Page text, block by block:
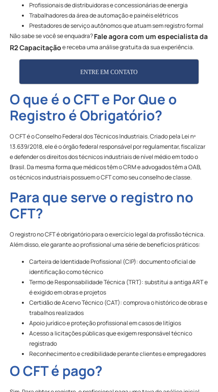
Profissionais de distribuidoras e concessionárias de energia
Trabalhadores da área de automação e painéis elétricos
Prestadores de serviço autônomos que atuam sem registro formal
Não sabe se você se enquadra?Fale agora com um especialista da
R2 Capacitaçãoe receba uma análise gratuita da sua experiência.
ENTRE EM CONTATO
O que é o CFT e Por Que o
Registro é Obrigatório?
O CFT é o Conselho Federal dos Técnicos Industriais. Criado pela Lei nº
13.639/2018, ele é o órgão federal responsável por regulamentar, fiscalizar
e defender os direitos dos técnicos industriais de nível médio em todo o
Brasil. Da mesma forma que médicos têm o CRM e advogados têm a OAB,
os técnicos industriais possuem o CFT como seu conselho de classe.
Para que serve o registro no
CFT?
O registro no CFT é obrigatório para o exercício legal da profissão técnica.
Além disso, ele garante ao profissional uma série de benefícios práticos:
Carteira de Identidade Profissional (CIP): documento oficial de
identificação como técnico
Termo de Responsabilidade Técnica (TRT): substitui a antiga ART e
é exigido em obras e projetos
Certidão de Acervo Técnico (CAT): comprova o histórico de obras e
trabalhos realizados
Apoio jurídico e proteção profissional em casos de litígios
Acesso a licitações públicas que exigem responsável técnico
registrado
Reconhecimento e credibilidade perante clientes e empregadores
O CFT é pago?